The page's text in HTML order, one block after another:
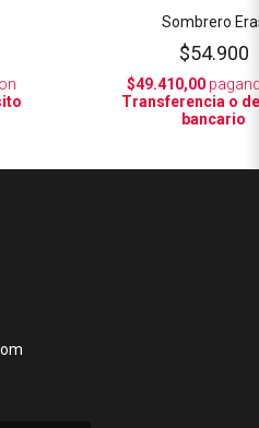
Sombrero
$54.900
$49.410,00
Transferencia o
bancario